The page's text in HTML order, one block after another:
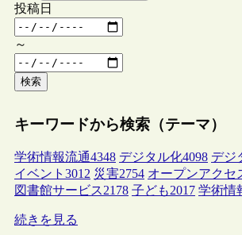
投稿日
～
検索
キーワードから検索（テーマ）
学術情報流通4348 デジタル化4098 デジ
イベント 3012 災害2754 オープンアクセ
図書館サービス2178 子ども2017 学術情
続きを見る